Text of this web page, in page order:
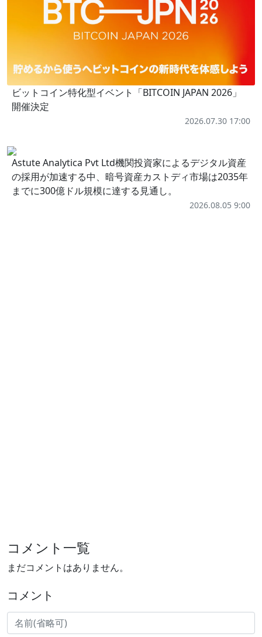
ビットコイン特化型イベント「BITCOIN JAPAN 2026」
開催決定
2026.07.30 17:00
Astute Analytica Pvt Ltd機関投資家によるデジタル資産
の採用が加速する中、暗号資産カストディ市場は2035年
までに300億ドル規模に達する見通し。
2026.08.05 9:00
コメント一覧
まだコメントはありません。
コメント